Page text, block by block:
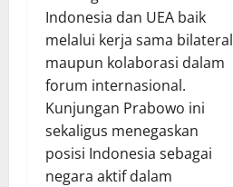
Indonesia dan UEA baik
melalui kerja sama bilateral
maupun kolaborasi dalam
forum internasional.
Kunjungan Prabowo ini
sekaligus menegaskan
posisi Indonesia sebagai
negara aktif dalam